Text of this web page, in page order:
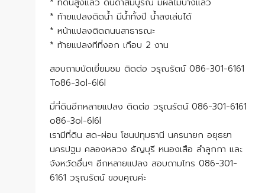
* ท้ายแปลงติดน้ำ มีน้ำทั้งปี น้ำลงเล่นได้
* หน้าแปลงติดถนนสาธารณะ
* ท้ายแปลงทีที่งอก เกือบ 2 งาน
สอบถามนัดเยี่ยมชม ติดต่อ วรุณรัตน์ 086-301-6161
To86-3ol-6l6l
มี่ที่ดินอีกหลายแปลง ติดต่อ วรุณรัตน์ 086-301-6161
o86-3ol-6l6l
เรามีที่ดิน สด-ผ่อน โซนปทุมธานี นครนายก อยุธยา
นครปฐม คลองหลวง ธัญบุรี หนองเสือ ลำลูกกา และ
จังหวัดอื่นๆ อีกหลายแปลง สอบถามโทร 086-301-
6161 วรุณรัตน์ ขอบคุณค่ะ